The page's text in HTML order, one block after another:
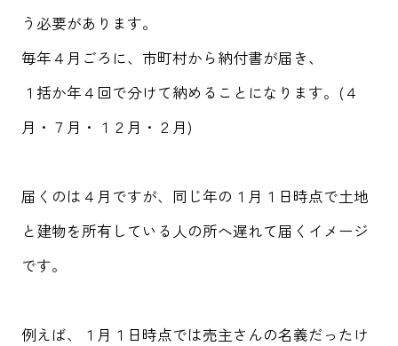
う必要があります。
毎年４月ごろに、市町村から納付書が届き、
１括か年４回で分けて納めることになります。(４
月・７月・１２月・２月)
届くのは４月ですが、同じ年の１月１日時点で土地
と建物を所有している人の所へ遅れて届くイメージ
です。
例えば、１月１日時点では売主さんの名義だったけ